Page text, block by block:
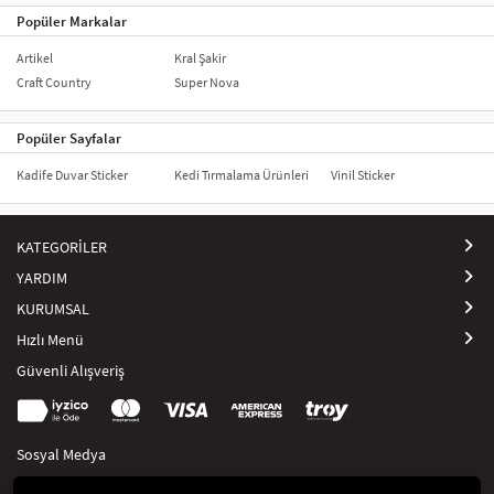
Popüler Markalar
Artikel
Craft Country
Kral Şakir
Super Nova
Popüler Sayfalar
Kadife Duvar Sticker Kedi Tırmalama Ürünleri Vinil Sticker
KATEGORİLER
YARDIM
KURUMSAL
Hızlı Menü
Güvenli Alışveriş
Sosyal Medya